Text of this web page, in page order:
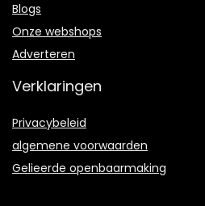
Blogs
Onze webshops
Adverteren
Verklaringen
Privacybeleid
algemene voorwaarden
Gelieerde openbaarmaking